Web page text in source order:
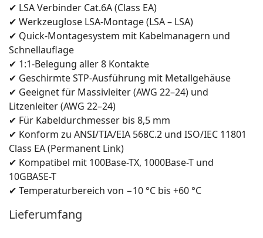
✔ LSA Verbinder Cat.6A (Class EA)
✔ Werkzeuglose LSA-Montage (LSA – LSA)
✔ Quick-Montagesystem mit Kabelmanagern und
Schnellauflage
✔ 1:1-Belegung aller 8 Kontakte
✔ Geschirmte STP-Ausführung mit Metallgehäuse
✔ Geeignet für Massivleiter (AWG 22–24) und
Litzenleiter (AWG 22–24)
✔ Für Kabeldurchmesser bis 8,5 mm
✔ Konform zu ANSI/TIA/EIA 568C.2 und ISO/IEC 11801
Class EA (Permanent Link)
✔ Kompatibel mit 100Base-TX, 1000Base-T und
10GBASE-T
✔ Temperaturbereich von −10 °C bis +60 °C
Lieferumfang